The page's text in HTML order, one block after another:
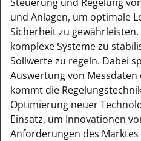
und Anlagen, um optimale
Sicherheit zu
komplexe Systeme zu
Sollwerte zu regeln. Dabei
Auswertung von Messdaten
kommt die
Optimierung neuer
Einsatz, um Innovationen
Anforderungen des